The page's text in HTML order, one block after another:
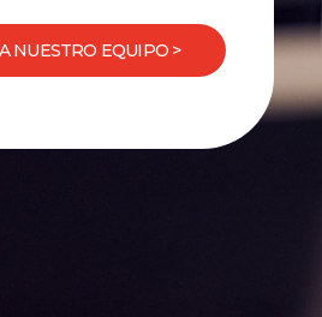
NUESTRO EQUIPO >